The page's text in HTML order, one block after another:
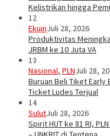
Kelistrikan hingga
12
EkuinJuli 28, 2026
Produktivitas
JRBM ke 10 Juta VA
13
Nasional, PLNJuli 28,
Buruan Beli Tiket Early
Ticket Ludes Terjual
14
SulutJuli 28, 2026
Spirit HUT ke 81 RI,